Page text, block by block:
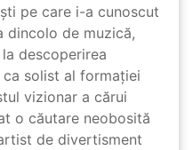
pe care i-a cunoscut
dincolo de muzică,
descoperirea
solist al formației
vizionar a cărui
o căutare neobosită
de divertisment